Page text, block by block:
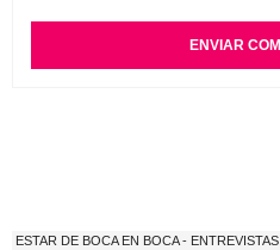
ESTAR DE BOCA EN BOCA - ENTREVISTAS